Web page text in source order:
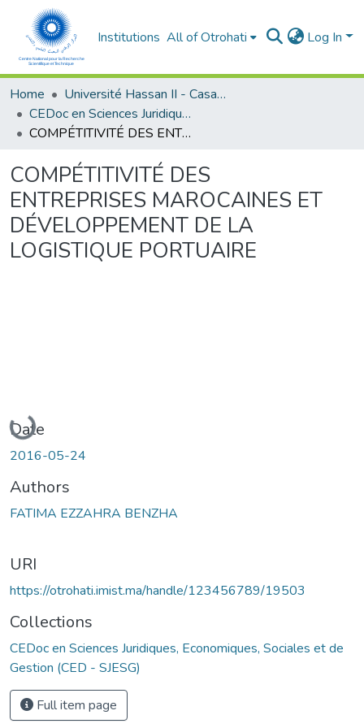
Institutions All of Otrohati Log In
Home
Université Hassan II - Casablanca
CEDoc en Sciences Juridiques, Economiques, Sociales et de Gestion (CED - SJESG)
COMPÉTITIVITÉ DES ENTREPRISES MAROCAINES ET DÉVELOPPEMENT DE LA LOGISTIQUE PORTUAIRE
COMPÉTITIVITÉ DES
ENTREPRISES MAROCAINES ET
DÉVELOPPEMENT DE LA
LOGISTIQUE PORTUAIRE
Loading...
Date
2016-05-24
Authors
FATIMA EZZAHRA BENZHA
URI
https://otrohati.imist.ma/handle/123456789/19503
Collections
CEDoc en Sciences Juridiques, Economiques, Sociales et de
Gestion (CED - SJESG)
Full item page